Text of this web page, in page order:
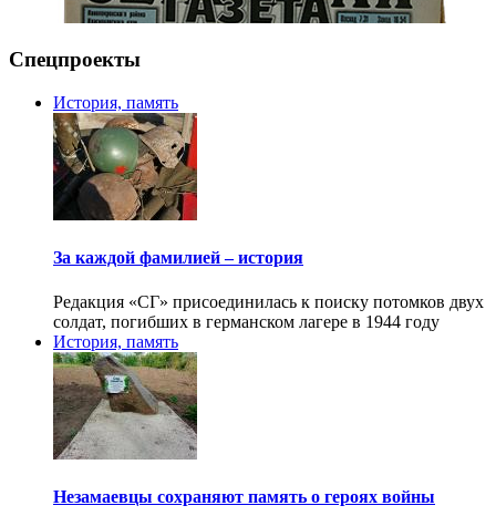
Спецпроекты
История, память
За каждой фамилией – история
Редакция «СГ» присоединилась к поиску потомков двух
солдат, погибших в германском лагере в 1944 году
История, память
Незамаевцы сохраняют память о героях войны